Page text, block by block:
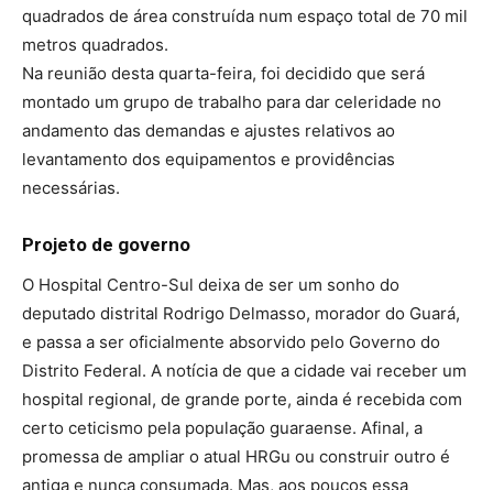
quadrados de área construída num espaço total de 70 mil
metros quadrados.
Na reunião desta quarta-feira, foi decidido que será
montado um grupo de trabalho para dar celeridade no
andamento das demandas e ajustes relativos ao
levantamento dos equipamentos e providências
necessárias.
Projeto de governo
O Hospital Centro-Sul deixa de ser um sonho do
deputado distrital Rodrigo Delmasso, morador do Guará,
e passa a ser oficialmente absorvido pelo Governo do
Distrito Federal. A notícia de que a cidade vai receber um
hospital regional, de grande porte, ainda é recebida com
certo ceticismo pela população guaraense. Afinal, a
promessa de ampliar o atual HRGu ou construir outro é
antiga e nunca consumada. Mas, aos poucos essa